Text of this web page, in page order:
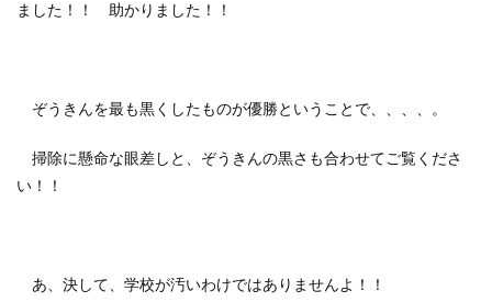
ました！！ 助かりました！！
ぞうきんを最も黒くしたものが優勝ということで、、、、。
掃除に懸命な眼差しと、ぞうきんの黒さも合わせてご覧くださ
い！！
あ、決して、学校が汚いわけではありませんよ！！